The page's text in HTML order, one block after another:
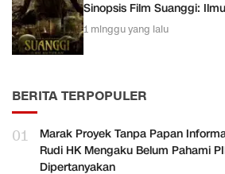
Sinopsis Film Suanggi:
1 minggu yang lalu
BERITA TERPOPULER
01
Marak Proyek Tanpa Papan
Rudi HK Mengaku Belum Pahami
Dipertanyakan